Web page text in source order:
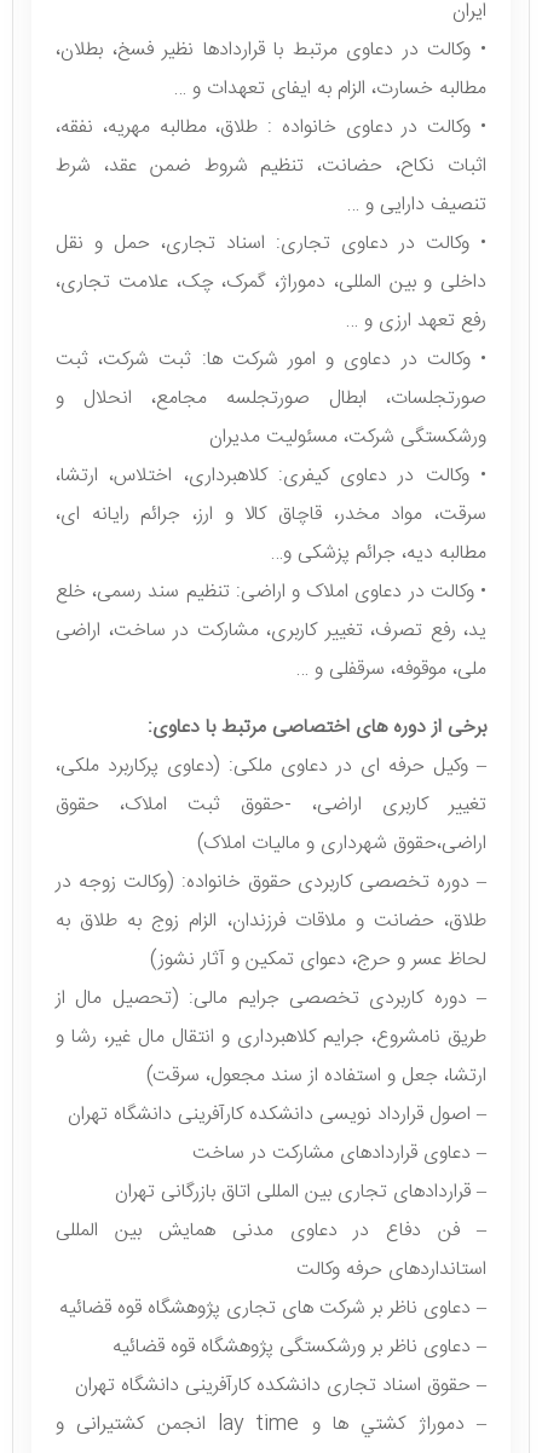
ایران
• وکالت در دعاوی مرتبط با قراردادها نظیر فسخ، بطلان،
مطالبه خسارت، الزام به ایفای تعهدات و …
• وکالت در دعاوی خانواده : طلاق، مطالبه مهریه، نفقه،
اثبات نکاح، حضانت، تنظیم شروط ضمن عقد، شرط
تنصیف دارایی و …
• وکالت در دعاوی تجاری: اسناد تجاری، حمل و نقل
داخلی و بین المللی، دموراژ، گمرک، چک، علامت تجاری،
رفع تعهد ارزی و …
• وکالت در دعاوی و امور شرکت ها: ثبت شرکت، ثبت
صورتجلسات، ابطال صورتجلسه مجامع، انحلال و
ورشکستگی شرکت، مسئولیت مدیران
• وکالت در دعاوی کیفری: کلاهبرداری، اختلاس، ارتشا،
سرقت، مواد مخدر، قاچاق کالا و ارز، جرائم رایانه ای،
مطالبه دیه، جرائم پزشکی و…
• وکالت در دعاوی املاک و اراضی: تنظیم سند رسمی، خلع
ید، رفع تصرف، تغییر کاربری، مشارکت در ساخت، اراضی
ملی، موقوفه، سرقفلی و …
برخی از دوره های اختصاصی مرتبط با دعاوی:
– وکیل حرفه ای در دعاوی ملکی: (دعاوی پرکاربرد ملکی،
تغییر کاربری اراضی، -حقوق ثبت املاک، حقوق
اراضی،حقوق شهرداری و مالیات املاک)
– دوره تخصصی کاربردی حقوق خانواده: (وکالت زوجه در
طلاق، حضانت و ملاقات فرزندان، الزام زوج به طلاق به
لحاظ عسر و حرج، دعوای تمکین و آثار نشوز)
– دوره کاربردی تخصصی جرایم مالی: (تحصیل مال از
طریق نامشروع، جرایم کلاهبرداری و انتقال مال غیر، رشا و
ارتشا، جعل و استفاده از سند مجعول، سرقت)
– اصول قرارداد نویسی دانشکده کارآفرینی دانشگاه تهران
– دعاوی قراردادهای مشارکت در ساخت
– قراردادهای تجاری بین المللی اتاق بازرگانی تهران
– فن دفاع در دعاوی مدنی همایش بین المللی
استانداردهای حرفه وکالت
– دعاوی ناظر بر شرکت های تجاری پژوهشگاه قوه قضائیه
– دعاوی ناظر بر ورشکستگی پژوهشگاه قوه قضائیه
– حقوق اسناد تجاری دانشکده کارآفرینی دانشگاه تهران
– دموراژ كشتي ها و lay time انجمن کشتیرانی و